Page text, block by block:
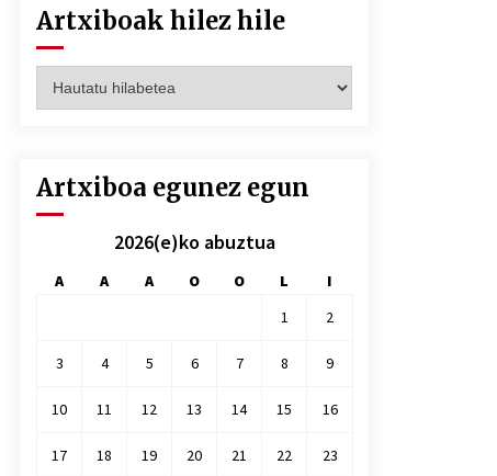
Artxiboak hilez hile
hilez
Artxiboa egunez egun
2026(e)ko abuztua
A A A O O L
I
1
2
3 4 5 6 7 8 9
10 11 12 13 14 15 16
17 18 19 20 21 22 23